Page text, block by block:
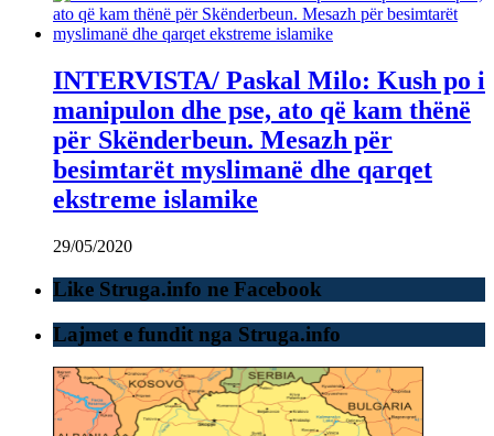
INTERVISTA/ Paskal Milo: Kush po i
manipulon dhe pse, ato që kam thënë
për Skënderbeun. Mesazh për
besimtarët myslimanë dhe qarqet
ekstreme islamike
29/05/2020
Like Struga.info ne Facebook
Lajmet e fundit nga Struga.info